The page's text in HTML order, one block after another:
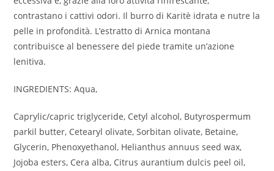
contrastano i cattivi odori. Il burro di Karitè idrata e nutre la
pelle in profondità. L’estratto di Arnica montana
contribuisce al benessere del piede tramite un’azione
lenitiva.
INGREDIENTS: Aqua,
Caprylic/capric triglyceride, Cetyl alcohol, Butyrospermum
parkil butter, Cetearyl olivate, Sorbitan olivate, Betaine,
Glycerin, Phenoxyethanol, Helianthus annuus seed wax,
Jojoba esters, Cera alba, Citrus aurantium dulcis peel oil,